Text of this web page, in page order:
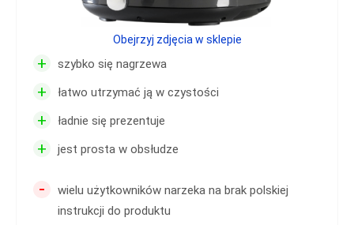
+ szybko się nagrzewa
+ łatwo utrzymać ją w czystości
+ ładnie się prezentuje
+ jest prosta w obsłudze
-
wielu użytkowników narzeka na brak polskiej
instrukcji do produktu
Obejrzyj zdjęcia w sklepie